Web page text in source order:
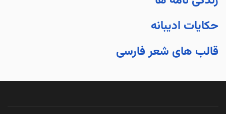
حکایات ادیبانه
قالب های شعر فارسی